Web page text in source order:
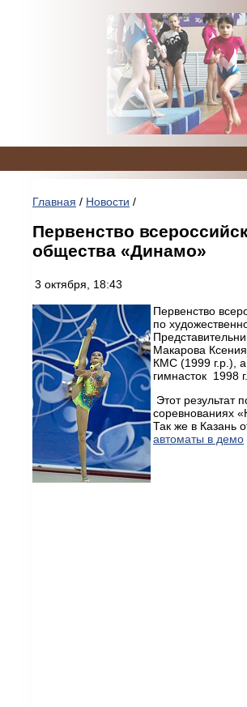
Главная / Новости /
Первенство
общества «Динамо»
3 октября, 18:43
Первенство
по
Макарова
КМС (1999 г.р.),
гимнасток 1998
Этот результат
соревнованиях
Так же в Казань
автоматы в демо